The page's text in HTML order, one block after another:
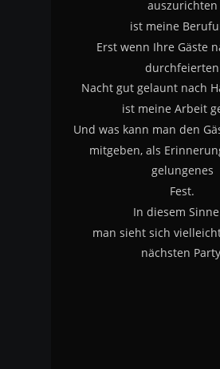
auszurichten
ist meine
Erst wenn Ihre Gäste
durchfeierten
Nacht gut gelaunt nach
ist meine Arbeit
Und was kann man den
mitgeben, als
gelungenes
Fest.
In diesem
man sieht sich
nächsten